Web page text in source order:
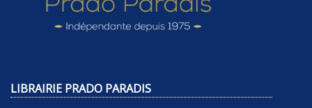
LIBRAIRIE PRADO PARADIS